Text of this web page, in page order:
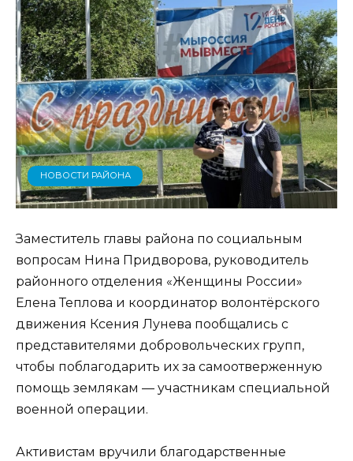
НОВОСТИ РАЙОНА
Заместитель главы района по социальным
вопросам Нина Придворова, руководитель
районного отделения «Женщины России»
Елена Теплова и координатор волонтёрского
движения Ксения Лунева пообщались с
представителями добровольческих групп,
чтобы поблагодарить их за самоотверженную
помощь землякам — участникам специальной
военной операции.
Активистам вручили благодарственные